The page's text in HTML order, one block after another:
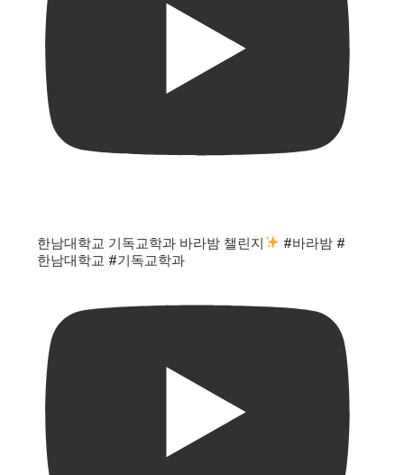
한남대학교 기독교학과 바라밤 챌린지
#바라밤 #
한남대학교 #기독교학과